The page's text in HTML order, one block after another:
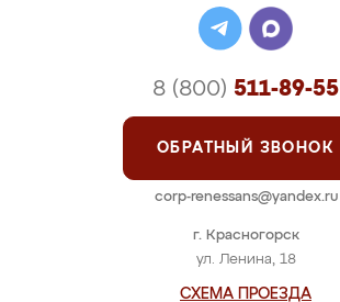
г. Красногорск
ул. Ленина, 18
СХЕМА ПРОЕЗДА
8 (800) 511-89-55
ОБРАТНЫЙ ЗВОНОК
corp-renessans@yandex.ru